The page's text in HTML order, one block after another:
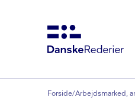
Forside/Arbejdsmarked,